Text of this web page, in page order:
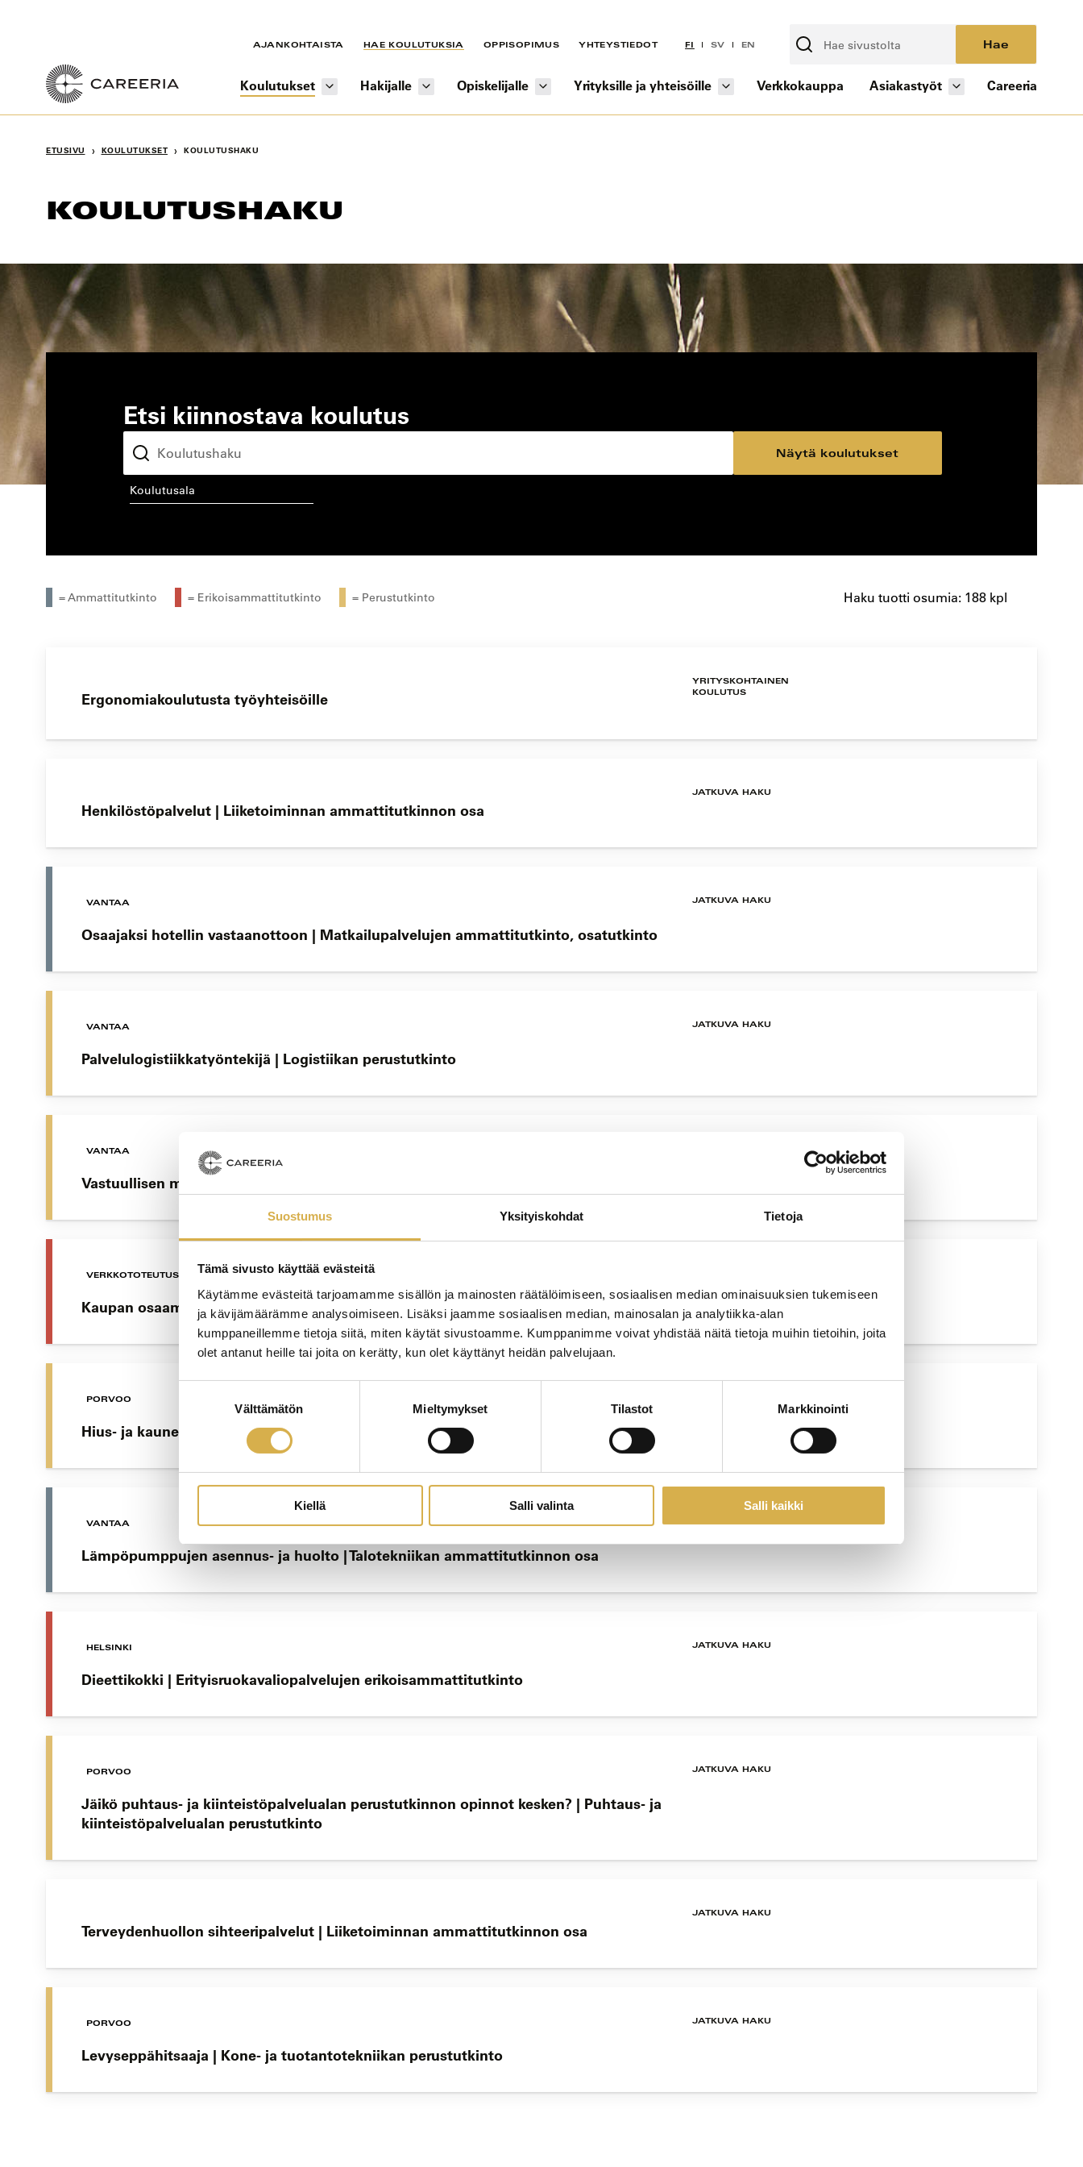
Suostumus Yksityiskohdat Tietoja
Tämä sivusto käyttää evästeitä
Käytämme evästeitä tarjoamamme sisällön ja mainosten räätälöimiseen, sosiaalisen median ominaisuuksien tukemiseen
ja kävijämäärämme analysoimiseen. Lisäksi jaamme sosiaalisen median, mainosalan ja analytiikka-alan
kumppaneillemme tietoja siitä, miten käytät sivustoamme. Kumppanimme voivat yhdistää näitä tietoja muihin tietoihin, joita
olet antanut heille tai joita on kerätty, kun olet käyttänyt heidän palvelujaan.
Välttämätön Mieltymykset Tilastot Markkinointi
Kiellä Salli valinta Salli kaikki
AJANKOHTAISTA HAE KOULUTUKSIA OPPISOPIMUS YHTEYSTIEDOT FI SV EN Hae
Koulutukset Hakijalle Opiskelijalle Yrityksille ja yhteisöille Verkkokauppa Asiakastyöt Careeria
ETUSIVU › KOULUTUKSET › KOULUTUSHAKU
KOULUTUSHAKU
Etsi kiinnostava koulutus
koulutusala
Näytä koulutukset
= Ammattitutkinto = Erikoisammattitutkinto = Perustutkinto Haku tuotti osumia: 188 kpl
Ergonomiakoulutusta työyhteisöille
YRITYSKOHTAINEN
KOULUTUS
Henkilöstöpalvelut | Liiketoiminnan ammattitutkinnon osa
JATKUVA HAKU
VANTAA
Osaajaksi hotellin vastaanottoon | Matkailupalvelujen ammattitutkinto, osatutkinto
JATKUVA HAKU
VANTAA
Palvelulogistiikkatyöntekijä | Logistiikan perustutkinto
JATKUVA HAKU
VANTAA
Vastuullisen matkailun opiskelupolku | Matkailualan perustutkinto
VERKKOTOTEUTUS
Kaupan osaamisala | Liiketoiminnan erikoisammattitutkinto
PORVOO
Hius- ja kauneudenhoitoalan perustutkinto
VANTAA
Lämpöpumppujen asennus- ja huolto | Talotekniikan ammattitutkinnon osa
HELSINKI
Dieettikokki | Erityisruokavaliopalvelujen erikoisammattitutkinto
JATKUVA HAKU
PORVOO
Jäikö puhtaus- ja kiinteistöpalvelualan perustutkinnon opinnot kesken? | Puhtaus- ja
kiinteistöpalvelualan perustutkinto
JATKUVA HAKU
Terveydenhuollon sihteeripalvelut | Liiketoiminnan ammattitutkinnon osa
JATKUVA HAKU
PORVOO
Levyseppähitsaaja | Kone- ja tuotantotekniikan perustutkinto
JATKUVA HAKU